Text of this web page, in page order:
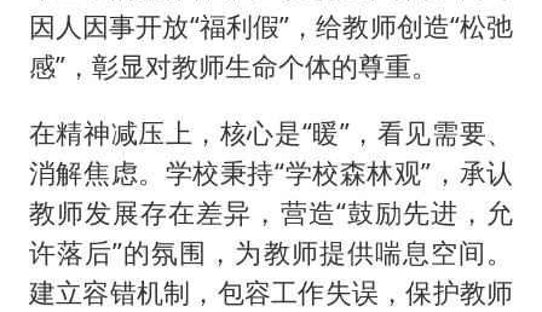
因人因事开放“福利假”，给教师创造“松弛
感”，彰显对教师生命个体的尊重。
在精神减压上，核心是“暖”，看见需要、
消解焦虑。学校秉持“学校森林观”，承认
教师发展存在差异，营造“鼓励先进，允
许落后”的氛围，为教师提供喘息空间。
建立容错机制，包容工作失误，保护教师